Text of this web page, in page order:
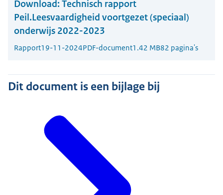
Download: Technisch rapport
Peil.Leesvaardigheid voortgezet (speciaal)
onderwijs 2022-2023
Rapport19-11-2024PDF-document1.42 MB82 pagina's
Dit document is een bijlage bij